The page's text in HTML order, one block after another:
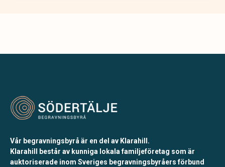
Vår begravningsbyrå är en del av Klarahill.
Klarahill består av kunniga lokala familjeföretag som är
auktoriserade inom Sveriges begravningsbyråers förbund